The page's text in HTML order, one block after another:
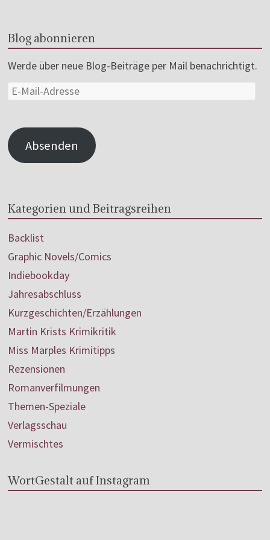
Blog abonnieren
Werde über neue Blog-Beiträge per Mail benachrichtigt.
Absenden
Kategorien und Beitragsreihen
Backlist
Graphic Novels/Comics
Indiebookday
Jahresabschluss
Kurzgeschichten/Erzählungen
Martin Krists Krimikritik
Miss Marples Krimitipps
Rezensionen
Romanverfilmungen
Themen-Speziale
Verlagsschau
Vermischtes
WortGestalt auf Instagram